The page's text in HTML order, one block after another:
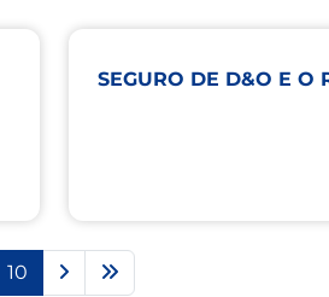
SEGURO DE D&O E O
10